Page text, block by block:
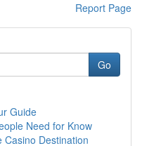
Report Page
Go
Guide
Need for Know
Casino Destination